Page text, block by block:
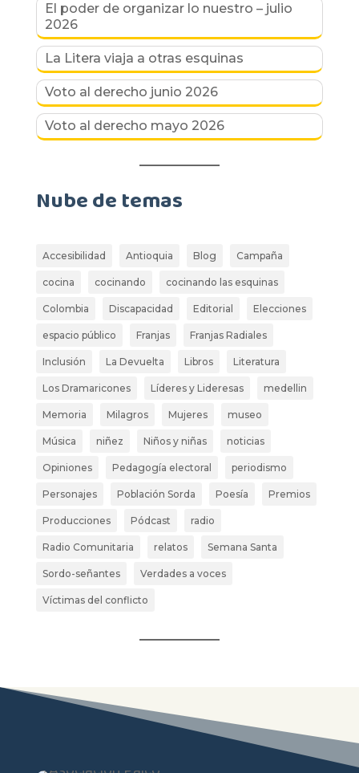
El poder de organizar lo nuestro – julio
2026
La Litera viaja a otras esquinas
Voto al derecho junio 2026
Voto al derecho mayo 2026
Nube de temas
Accesibilidad Antioquia Blog Campaña
cocina cocinando cocinando las esquinas
Colombia Discapacidad Editorial Elecciones
espacio público Franjas Franjas Radiales
Inclusión La Devuelta Libros Literatura
Los Dramaricones Líderes y Lideresas medellin
Memoria Milagros Mujeres museo
Música niñez Niños y niñas noticias
Opiniones Pedagogía electoral periodismo
Personajes Población Sorda Poesía Premios
Producciones Pódcast radio
Radio Comunitaria relatos Semana Santa
Sordo-señantes Verdades a voces
Víctimas del conflicto